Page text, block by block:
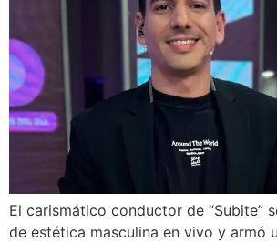
El carismático conductor de “Subite”
de estética masculina en vivo y armó